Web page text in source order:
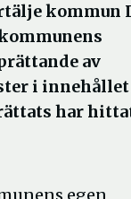
kommun
av
i innehållet
har